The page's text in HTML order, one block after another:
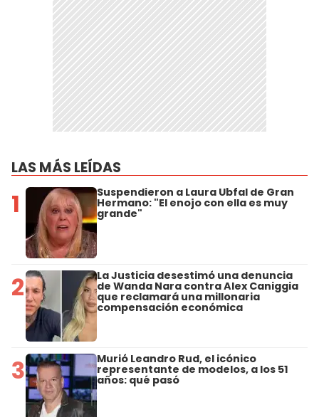
LAS MÁS LEÍDAS
1 Suspendieron a Laura Ubfal de Gran
Hermano: "El enojo con ella es muy
grande"
2 La Justicia desestimó una denuncia
de Wanda Nara contra Alex Caniggia
que reclamará una millonaria
compensación económica
3 Murió Leandro Rud, el icónico
representante de modelos, a los 51
años: qué pasó